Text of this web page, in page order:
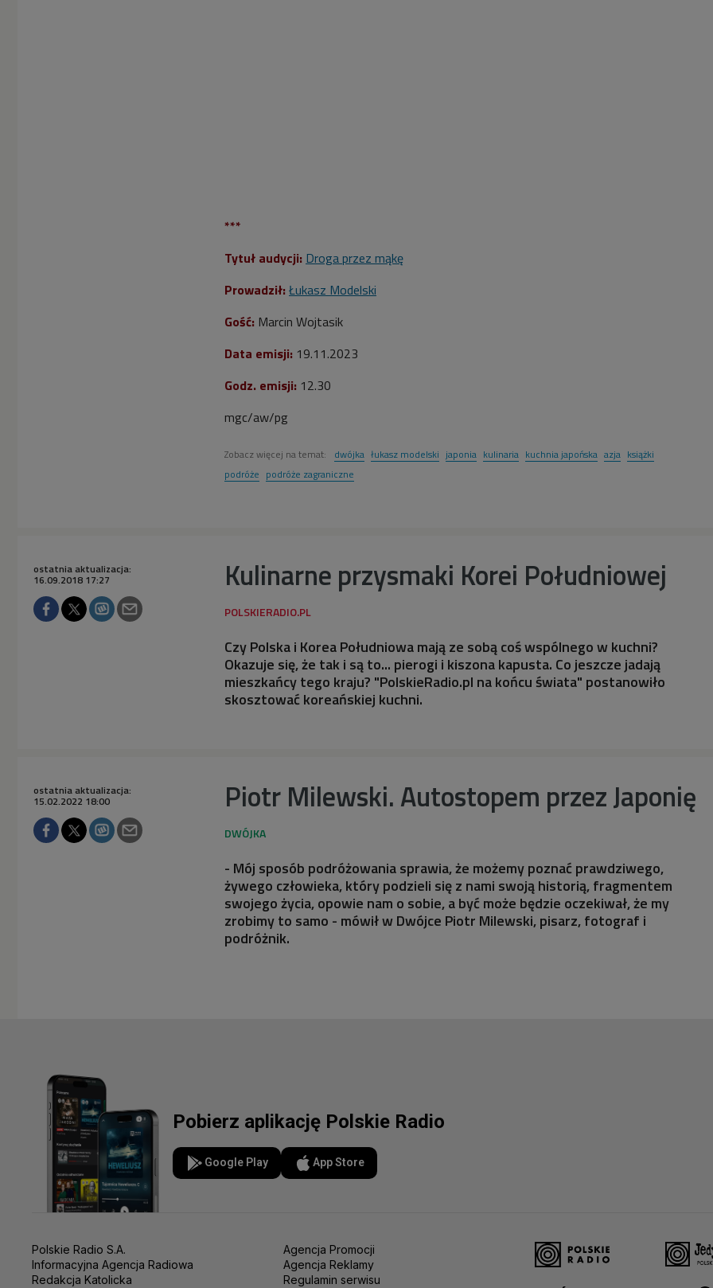
***
Tytuł audycji: Droga przez mąkę
Prowadził: Łukasz Modelski
Gość: Marcin Wojtasik
Data emisji: 19.11.2023
Godz. emisji: 12.30
mgc/aw/pg
Zobacz więcej na temat: dwójka łukasz modelski japonia kulinaria kuchnia japońska azja książki
podróże podróże zagraniczne
Kulinarne przysmaki Korei Południowej
ostatnia aktualizacja:
16.09.2018 17:27
Czy Polska i Korea Południowa mają ze sobą coś wspólnego w kuchni?
Okazuje się, że tak i są to... pierogi i kiszona kapusta. Co jeszcze jadają
mieszkańcy tego kraju? "PolskieRadio.pl na końcu świata" postanowiło
skosztować koreańskiej kuchni.
Piotr Milewski. Autostopem przez Japonię
ostatnia aktualizacja:
15.02.2022 18:00
- Mój sposób podróżowania sprawia, że możemy poznać prawdziwego,
żywego człowieka, który podzieli się z nami swoją historią, fragmentem
swojego życia, opowie nam o sobie, a być może będzie oczekiwał, że my
zrobimy to samo - mówił w Dwójce Piotr Milewski, pisarz, fotograf i
podróżnik.
Pobierz aplikację Polskie Radio
Google Play App Store
Polskie Radio S.A.
Informacyjna Agencja Radiowa
Redakcja Katolicka
Agencja Promocji
Agencja Reklamy
Regulamin serwisu